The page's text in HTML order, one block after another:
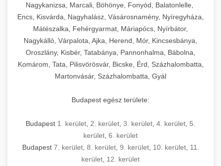
Nagykanizsa, Marcali, Böhönye, Fonyód, Balatonlelle,
Encs, Kisvárda, Nagyhalász, Vásárosnamény, Nyíregyháza,
Mátészalka, Fehérgyarmat, Máriapócs, Nyírbátor,
Nagykálló, Várpalota, Ajka, Herend, Mór, Kincsesbánya,
Oroszlány, Kisbér, Tatabánya, Pannonhalma, Bábolna,
Komárom, Tata, Pilisvörösvár, Bicske, Érd, Százhalombatta,
Martonvásár, Százhalombatta, Gyál
Budapest egész területe:
Budapest 1. kerület 2. kerület 3. kerület 4. kerület 5.
kerület 6. kerület
Budapest 7. kerület, 8. kerület, 9. kerület, 10. kerület, 11.
kerület 12. kerület